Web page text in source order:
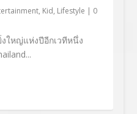
, Kid, Lifestyle | 0
ใหญ่แห่งปีอีกเวทีหนึ่ง